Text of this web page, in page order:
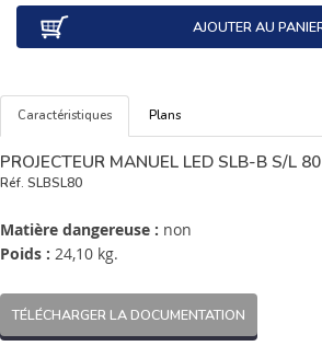
AJOUTER AU
Caractéristiques Plans
PROJECTEUR MANUEL LED SLB-B S/L
Réf. SLBSL80
Matière dangereuse : non
Poids : 24,10 kg.
TÉLÉCHARGER LA DOCUMENTATION